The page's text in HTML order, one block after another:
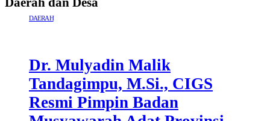
DAERAH
Dr. Mulyadin Malik
Tandagimpu, M.Si., CIGS
Resmi Pimpin Badan